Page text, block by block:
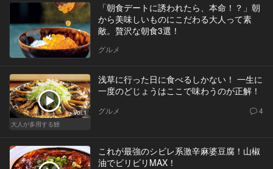
「朝食デートに誘われたら、本命！？」朝
から美味しいものにこだわる大人って素
敵。贅沢な朝食3選！
グルメ
Vol.1
大人が多用する鰻
浅草に行った日に食べるしかない！ 一生に
一度のどじょうはここで味わうのが正解！
グルメ 4
これが最強のシビレ系激辛麻婆豆腐！山椒
油でビリビリMAX！